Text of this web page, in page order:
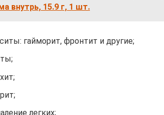
внутрь, 15.9 г, 1 шт.
гайморит, фронтит и другие;
легких;